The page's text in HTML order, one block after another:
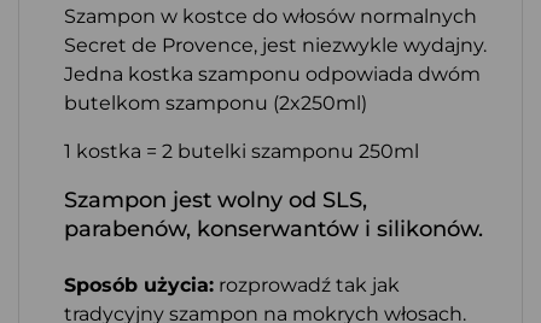
Szampon w kostce do włosów normalnych
Secret de Provence, jest niezwykle wydajny.
Jedna kostka szamponu odpowiada dwóm
butelkom szamponu (2x250ml)
1 kostka = 2 butelki szamponu 250ml
Szampon jest wolny od SLS,
parabenów, konserwantów i silikonów.
Sposób użycia: rozprowadź tak jak
tradycyjny szampon na mokrych włosach.